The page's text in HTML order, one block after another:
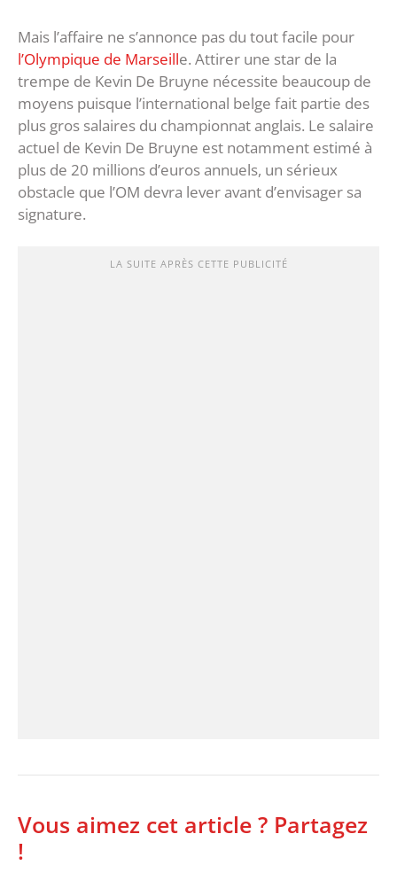
Mais l’affaire ne s’annonce pas du tout facile pour
l’Olympique de Marseille. Attirer une star de la
trempe de Kevin De Bruyne nécessite beaucoup de
moyens puisque l’international belge fait partie des
plus gros salaires du championnat anglais. Le salaire
actuel de Kevin De Bruyne est notamment estimé à
plus de 20 millions d’euros annuels, un sérieux
obstacle que l’OM devra lever avant d’envisager sa
signature.
LA SUITE APRÈS CETTE PUBLICITÉ
Vous aimez cet article ? Partagez
!